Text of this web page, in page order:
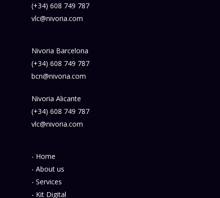
(+34) 608 749 787
vlc@nivoria.com
Nivoria Barcelona
(+34) 608 749 787
bcn@nivoria.com
Nivoria Alicante
(+34) 608 749 787
vlc@nivoria.com
- Home
- About us
- Services
- Kit Digital